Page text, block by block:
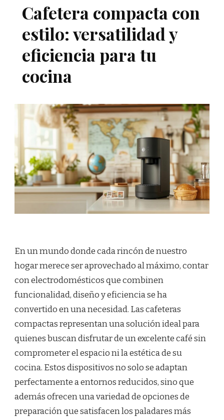
Cafetera compacta con
estilo: versatilidad y
eficiencia para tu
cocina
En un mundo donde cada rincón de nuestro
hogar merece ser aprovechado al máximo, contar
con electrodomésticos que combinen
funcionalidad, diseño y eficiencia se ha
convertido en una necesidad. Las cafeteras
compactas representan una solución ideal para
quienes buscan disfrutar de un excelente café sin
comprometer el espacio ni la estética de su
cocina. Estos dispositivos no solo se adaptan
perfectamente a entornos reducidos, sino que
además ofrecen una variedad de opciones de
preparación que satisfacen los paladares más